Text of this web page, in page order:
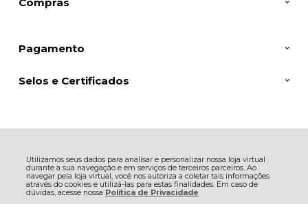
Utilizamos seus dados para analisar e personalizar nossa loja virtual
durante a sua navegação e em serviços de terceiros parceiros. Ao
navegar pela loja virtual, você nos autoriza a coletar tais informações
através do cookies e utilizá-las para estas finalidades. Em caso de
dúvidas, acesse nossa Política de Privacidade
Pagamento
Selos e Certificados
Seminário - 80240-001 - Curitiba - PR
CNPJ: 26.845.216/0001-41 | © Todos os direitos reservados - Bike Batel -
2026